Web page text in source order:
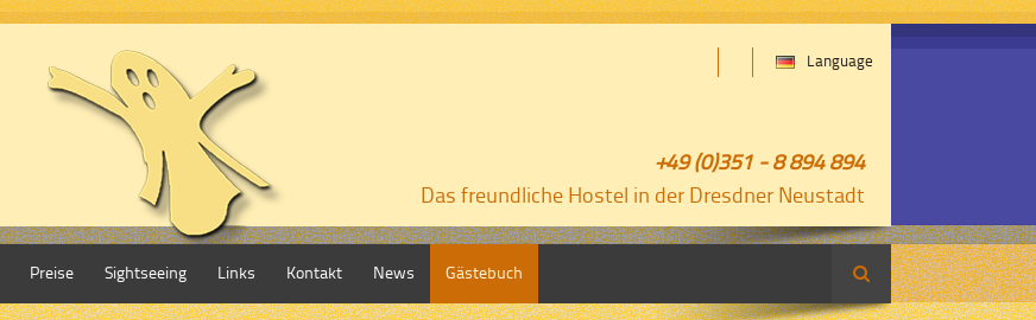
Language
+49 (0)351 - 8 894 894
Das freundliche Hostel in der Dresdner Neustadt
Preise Sightseeing Links Kontakt News Gästebuch Suche